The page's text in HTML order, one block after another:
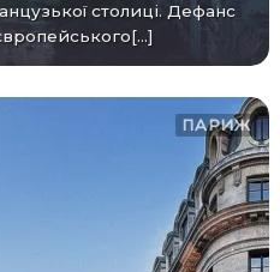
столиці. Дефанс
ПАРИЖ